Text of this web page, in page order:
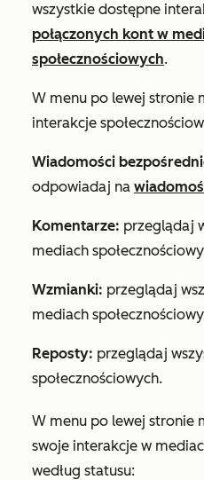
wszystkie dostępne
połączonych kont w
społecznościowych.
W menu po lewej stronie
interakcje
Wiadomości
odpowiadaj na
Komentarze: przeglądaj
mediach
Wzmianki: przeglądaj
mediach
Reposty: przeglądaj
społecznościowych.
W menu po lewej stronie
swoje interakcje w
według statusu: